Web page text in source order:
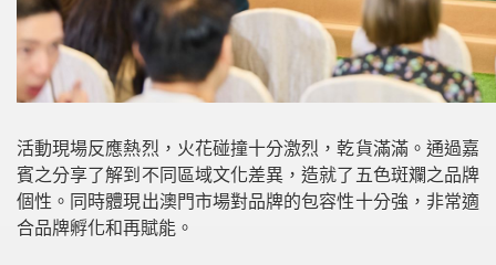
活動現場反應熱烈，火花碰撞十分激烈，乾貨滿滿。通過嘉
賓之分享了解到不同區域文化差異，造就了五色斑斕之品牌
個性。同時體現出澳門市場對品牌的包容性十分強，非常適
合品牌孵化和再賦能。